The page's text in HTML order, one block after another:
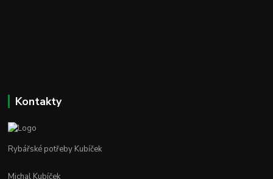
Kontakty
Rybářské potřeby Kubíček
Michal Kubíček